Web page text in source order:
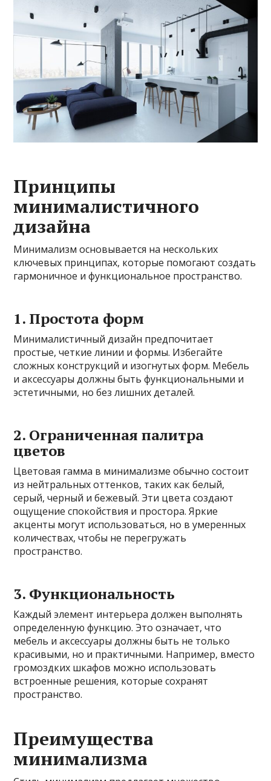
Принципы
минималистичного
дизайна
Минимализм основывается на нескольких
ключевых принципах, которые помогают создать
гармоничное и функциональное пространство.
1. Простота форм
Минималистичный дизайн предпочитает
простые, четкие линии и формы. Избегайте
сложных конструкций и изогнутых форм. Мебель
и аксессуары должны быть функциональными и
эстетичными, но без лишних деталей.
2. Ограниченная палитра
цветов
Цветовая гамма в минимализме обычно состоит
из нейтральных оттенков, таких как белый,
серый, черный и бежевый. Эти цвета создают
ощущение спокойствия и простора. Яркие
акценты могут использоваться, но в умеренных
количествах, чтобы не перегружать
пространство.
3. Функциональность
Каждый элемент интерьера должен выполнять
определенную функцию. Это означает, что
мебель и аксессуары должны быть не только
красивыми, но и практичными. Например, вместо
громоздких шкафов можно использовать
встроенные решения, которые сохранят
пространство.
Преимущества
минимализма